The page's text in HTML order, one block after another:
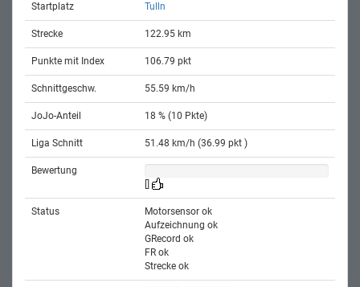
Startplatz Tulln
Strecke 122.95 km
Punkte mit Index 106.79 pkt
Schnittgeschw. 55.59 km/h
JoJo-Anteil 18 % (10 Pkte)
Liga Schnitt 51.48 km/h (36.99 pkt )
Bewertung
Status
Motorsensor ok
Aufzeichnung ok
GRecord ok
FR ok
Strecke ok